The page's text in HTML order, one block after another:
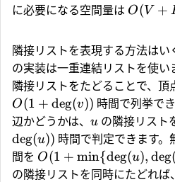
に必要になる空間量は O(V +
隣接リストを表現する方法は
の実装は一重連結リストを使い
隣接リストをたどることで、頂
O(1 + deg(v)) 時間で列挙で
辺かどうかは、 u の隣接リスト
deg(u)) 時間で判定できます
間を O(1 + min{deg(u), deg(
の隣接リストを同時にたどれば